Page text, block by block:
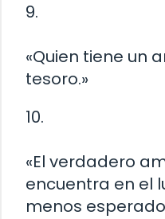
9.
«Quien tiene un
tesoro.»
10.
«El verdadero
encuentra en el
menos